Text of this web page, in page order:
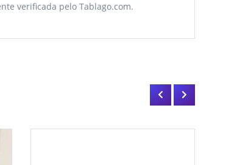
verificada pelo Tablago.com.